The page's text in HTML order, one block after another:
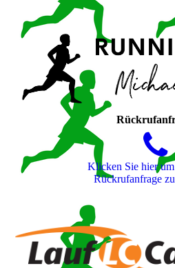
Klicken Sie hier um
Rückrufanfrage